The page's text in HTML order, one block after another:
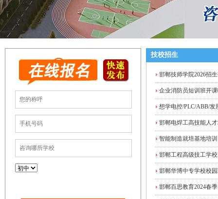
技校招生
邯郸技师学院2026招
企业消防员短训班开
想学电控/PLC/ABB/
邯郸电焊工高技能人
智能制造就培基地培
邯郸工程高级技工学
邯郸华博中专学校校
邯郸百思教育2024春